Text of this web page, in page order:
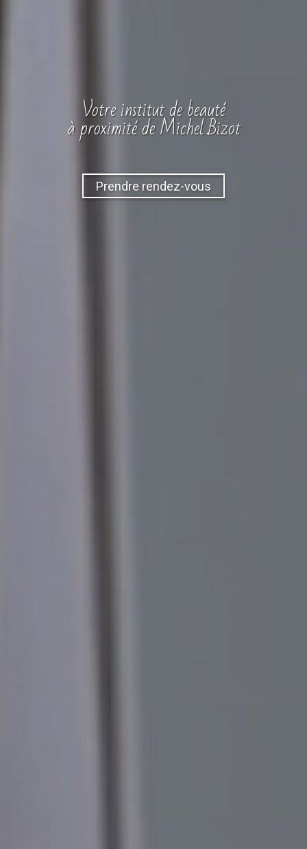
Votreinstitutde beauté
à proximité de Michel Bizot
Prendre rendez-vous